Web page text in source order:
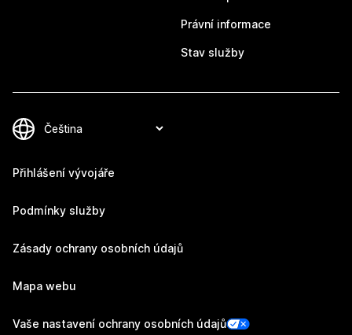
Právní informace
Stav služby
Přihlášení vývojáře
Podmínky služby
Zásady ochrany osobních údajů
Mapa webu
Vaše nastavení ochrany osobních údajů